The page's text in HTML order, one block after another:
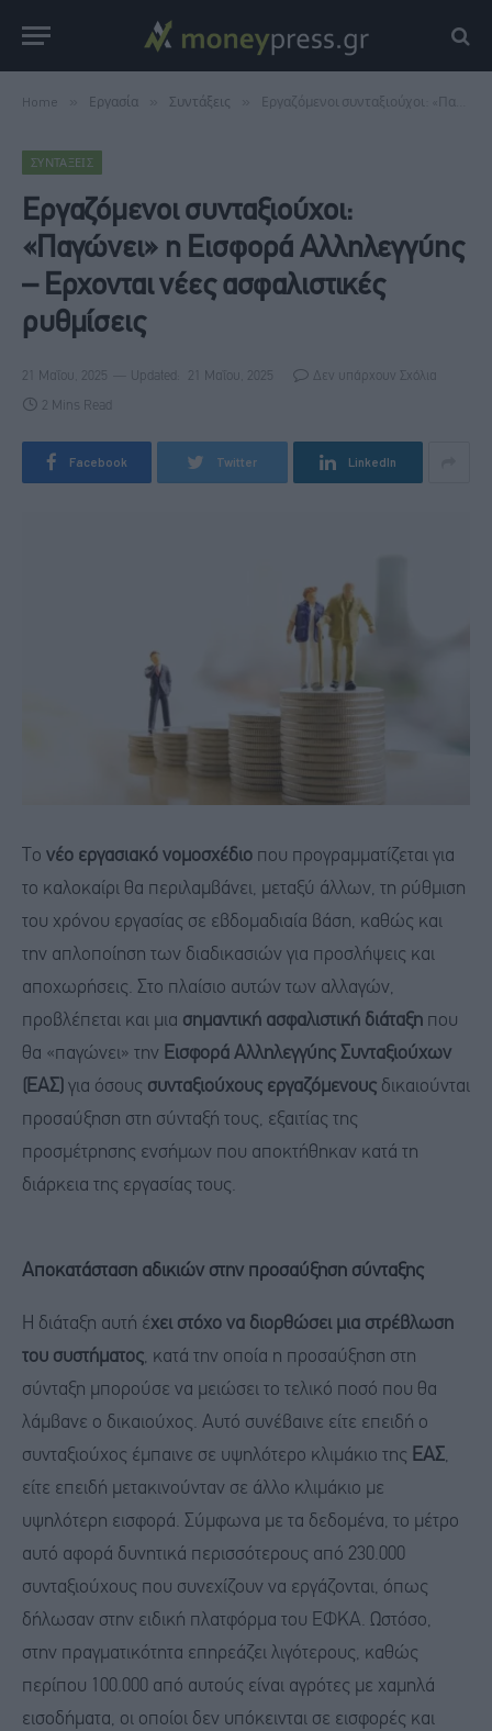
Home Εργασία Συντάξεις Εργαζόμενοι συνταξιούχοι: «Παγώνει» η Εισφορά Αλληλεγγύης – Ερχονται νέες ασφαλιστικές ρυθμίσεις
ΣΥΝΤΆΞΕΙΣ
Εργαζόμενοι συνταξιούχοι:
«Παγώνει» η Εισφορά Αλληλεγγύης
– Ερχονται νέες ασφαλιστικές
ρυθμίσεις
21 Μαΐου, 2025 Updated: 21 Μαΐου, 2025 Δεν υπάρχουν Σχόλια
2 Mins Read
Facebook Twitter LinkedIn
Το νέο εργασιακό νομοσχέδιο που προγραμματίζεται για
το καλοκαίρι θα περιλαμβάνει, μεταξύ άλλων, τη ρύθμιση
του χρόνου εργασίας σε εβδομαδιαία βάση, καθώς και
την απλοποίηση των διαδικασιών για προσλήψεις και
αποχωρήσεις. Στο πλαίσιο αυτών των αλλαγών,
προβλέπεται και μια σημαντική ασφαλιστική διάταξη που
θα «παγώνει» την Εισφορά Αλληλεγγύης Συνταξιούχων
(ΕΑΣ) για όσους συνταξιούχους εργαζόμενους δικαιούνται
προσαύξηση στη σύνταξή τους, εξαιτίας της
προσμέτρησης ενσήμων που αποκτήθηκαν κατά τη
διάρκεια της εργασίας τους.
Αποκατάσταση αδικιών στην προσαύξηση σύνταξης
Η διάταξη αυτή έχει στόχο να διορθώσει μια στρέβλωση
του συστήματος, κατά την οποία η προσαύξηση στη
σύνταξη μπορούσε να μειώσει το τελικό ποσό που θα
λάμβανε ο δικαιούχος. Αυτό συνέβαινε είτε επειδή ο
συνταξιούχος έμπαινε σε υψηλότερο κλιμάκιο της ΕΑΣ,
είτε επειδή μετακινούνταν σε άλλο κλιμάκιο με
υψηλότερη εισφορά. Σύμφωνα με τα δεδομένα, το μέτρο
αυτό αφορά δυνητικά περισσότερους από 230.000
συνταξιούχους που συνεχίζουν να εργάζονται, όπως
δήλωσαν στην ειδική πλατφόρμα του ΕΦΚΑ. Ωστόσο,
στην πραγματικότητα επηρεάζει λιγότερους, καθώς
περίπου 100.000 από αυτούς είναι αγρότες με χαμηλά
εισοδήματα, οι οποίοι δεν υπόκεινται σε εισφορές και